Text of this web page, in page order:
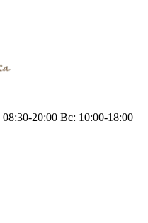
20:00 Вс: 10:00-18:00